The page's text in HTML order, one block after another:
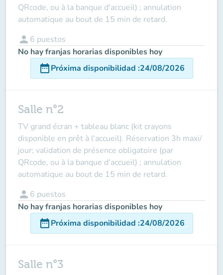
QRcode, ou à la banque d'accueil) ; annulation
automatique au bout de 15 min de retard.
person 6 puestos
No hay franjas horarias disponibles hoy
date_rangePróxima disponibilidad :24/08/2026
Salle n°2
TV grand écran + tableau blanc (kit crayons
disponible en prêt à l'accueil). Réservation 3h maxi/
jour; validation de présence obligatoire (par
QRcode, ou à la banque d'accueil) ; annulation
automatique au bout de 15 min de retard.
person 6 puestos
No hay franjas horarias disponibles hoy
date_rangePróxima disponibilidad :24/08/2026
Salle n°3